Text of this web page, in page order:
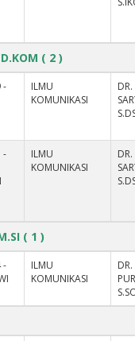
( 2 )
-
ILMU
KOMUNIKASI
-
ILMU
KOMUNIKASI
( 1 )
-
ILMU
KOMUNIKASI